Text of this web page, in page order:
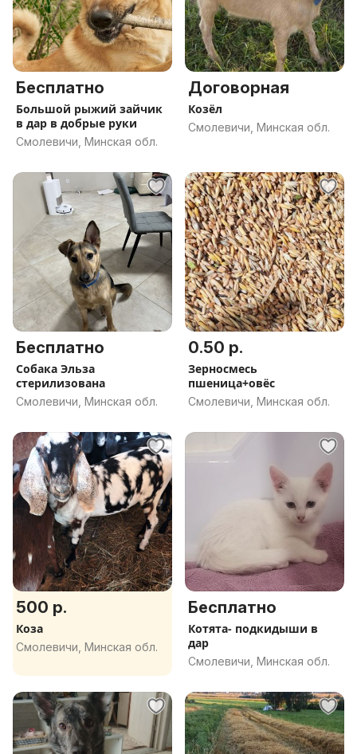
Бесплатно
Большой рыжий зайчик
в дар в добрые руки
Смолевичи, Минская обл.
Договорная
Козёл
Смолевичи, Минская обл.
Бесплатно
Собака Эльза
стерилизована
Смолевичи, Минская обл.
0.50 р.
Зерносмесь
пшеница+овёс
Смолевичи, Минская обл.
500 р.
Коза
Смолевичи, Минская обл.
Бесплатно
Котята- подкидыши в
дар
Смолевичи, Минская обл.